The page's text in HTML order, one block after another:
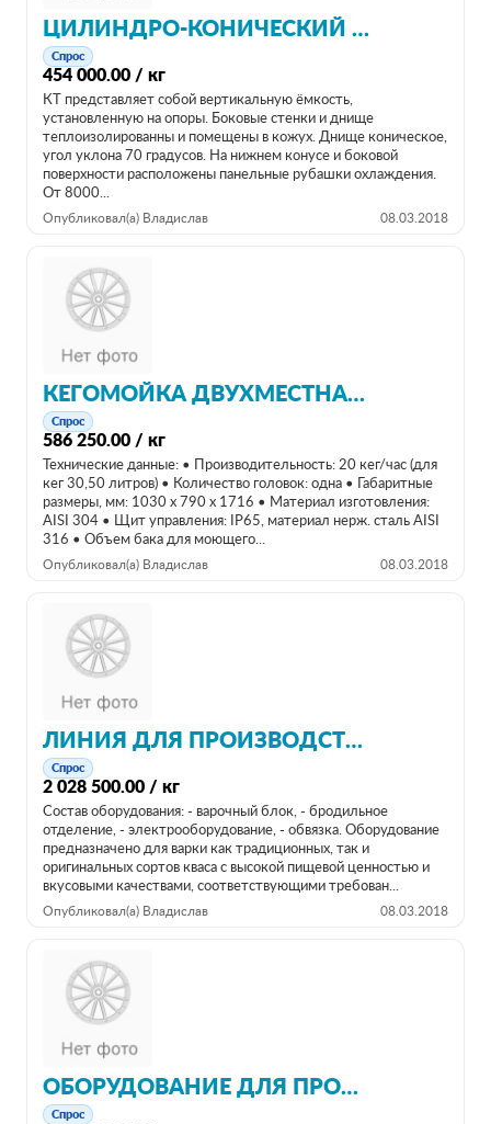
ЦИЛИНДРО-КОНИЧЕСКИЙ ТАНК ЦКТ - 2000 С ДВУМЯ РУБАШКАМИ ОХЛАЖДЕНИЯ
Спрос
454 000.00 / кг
КТ представляет собой вертикальную ёмкость,
установленную на опоры. Боковые стенки и днище
теплоизолированны и помещены в кожух. Днище коническое,
угол уклона 70 градусов. На нижнем конусе и боковой
поверхности расположены панельные рубашки охлаждения.
От 8000...
Опубликовал(а) Владислав 08.03.2018
КЕГОМОЙКА ДВУХМЕСТНАЯ ДЛЯ КВАСА
Спрос
586 250.00 / кг
Технические данные: • Производительность: 20 кег/час (для
кег 30,50 литров) • Количество головок: одна • Габаритные
размеры, мм: 1030 x 790 x 1716 • Материал изготовления:
AISI 304 • Щит управления: IP65, материал нерж. сталь AISI
316 • Объем бака для моющего...
Опубликовал(а) Владислав 08.03.2018
ЛИНИЯ ДЛЯ ПРОИЗВОДСТВА НАПИТКОВ 500Л
Спрос
2 028 500.00 / кг
Состав оборудования: - варочный блок, - бродильное
отделение, - электрооборудование, - обвязка. Оборудование
предназначено для варки как традиционных, так и
оригинальных сортов кваса с высокой пищевой ценностью и
вкусовыми качествами, соответствующими требован...
Опубликовал(а) Владислав 08.03.2018
ОБОРУДОВАНИЕ ДЛЯ ПРОИЗВОДСТВА КВАСА
Спрос